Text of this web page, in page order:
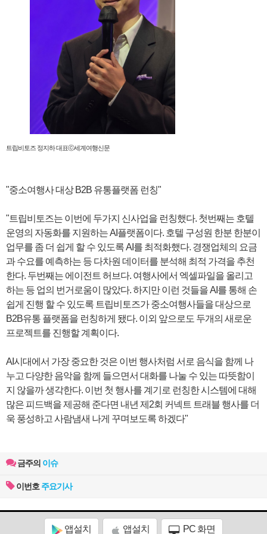
트립비토즈 정지하 대표ⓒ세계여행신문
"중소여행사 대상 B2B 유통플랫폼 런칭"
"트립비토즈는 이번에 두가지 신사업을 런칭했다. 첫번째는 호텔
운영의 자동화를 지원하는 AI플랫폼이다. 호텔 구성원 한분 한분이
업무를 좀 더 쉽게 할 수 있도록 AI를 최적화했다. 경쟁업체의 요금
과 수요를 예측하는 등 다차원 데이터를 분석해 최적 가격을 추천
한다. 두번째는 에이전트 허브다. 여행사에서 엑셀파일을 올리고
하는 등 업의 번거로움이 많았다. 하지만 이런 것들을 AI를 통해 손
쉽게 진행 할 수 있도록 트립비토즈가 중소여행사들을 대상으로
B2B유통 플랫폼을 런칭하게 됐다. 이외 앞으로도 두개의 새로운
프로젝트를 진행할 계획이다.
AI시대에서 가장 중요한 것은 이번 행사처럼 서로 음식을 함께 나
누고 다양한 음악을 함께 들으면서 대화를 나눌 수 있는 따뜻함이
지 않을까 생각한다. 이번 첫 행사를 계기로 런칭한 시스템에 대해
많은 피드백을 제공해 준다면 내년 제2회 커넥트 트래블 행사를 더
욱 풍성하고 사람냄새 나게 꾸며보도록 하겠다"
금주의 이슈
이번호 주요기사
앱설치 앱설치 PC 화면